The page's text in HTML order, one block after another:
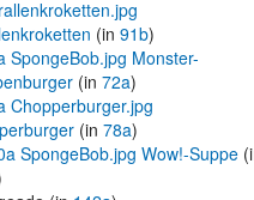
(in 91b)
Monster-
(in 72a)
(in 78a)
Wow!-Suppe